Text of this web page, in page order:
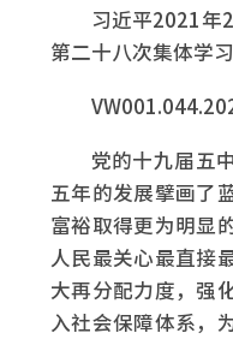
习近平2021年
第二十八次集体学
党的十九届五
五年的发展擘画了
富裕取得更为明显
人民最关心最直接
大再分配力度，强
入社会保障体系，